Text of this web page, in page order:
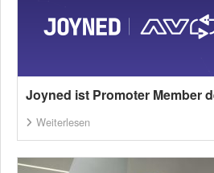
Joyned ist Promoter Member
Weiterlesen